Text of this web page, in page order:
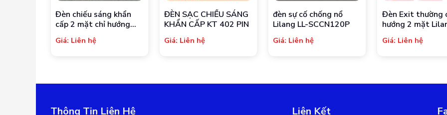
Đèn chiếu sáng khẩn
cấp 2 mặt chỉ hướng
Giá: Liên hệ
ĐÈN SẠC CHIẾU SÁNG
KHẨN CẤP KT 402 PIN
Giá: Liên hệ
đèn sự cố chống nổ
Lilang LL-SCCN120P
Giá: Liên hệ
Đèn Exit thường
hướng 2 mặt
Giá: Liên hệ
Thông Tin Liên Hệ Liên Kết